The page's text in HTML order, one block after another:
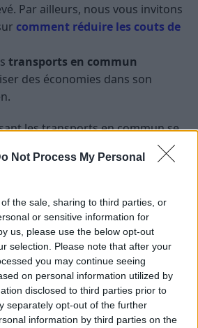
Not Process My Personal
the sale, sharing to third parties, or
or sensitive information for
us, please use the below opt-out
selection. Please note that after your
you may continue seeing
on personal information utilized by
disclosed to third parties prior to
separately opt-out of the further
information by third parties on the
Par ailleurs, nous vous invitons
comment réduire les couts de
transports en commun
des économies dans son
les transports en commun se
et si vous êtes satisfaits des